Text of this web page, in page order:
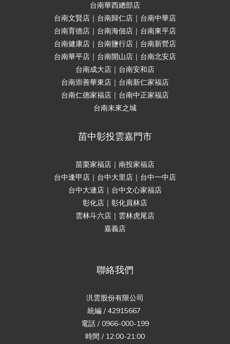
台南華西總部店
台南文賢店｜台南歸仁店｜台南中華店
台南育德店｜台南海佃店｜台南東平店
台南健康店｜台南鹽行店｜台南新營店
台南華平店｜台南開山店｜台南北安店
台南成大店｜台南安和店
台南崇善華東店｜台南新仁家福店
台南仁德家福店｜台南中正家福店
台南未來之城
苗中彰投雲嘉門市
苗栗家福店｜南投家福店
台中逢甲店｜台中大里店｜台中一中店
台中大連店｜台中文心家福店
彰化店｜彰化員林店
雲林斗六店｜雲林虎尾店
嘉義店
聯絡我們
汎雲股份有限公司
統編 / 42915667
電話 / 0966-000-199
時間 / 12:00-21:00